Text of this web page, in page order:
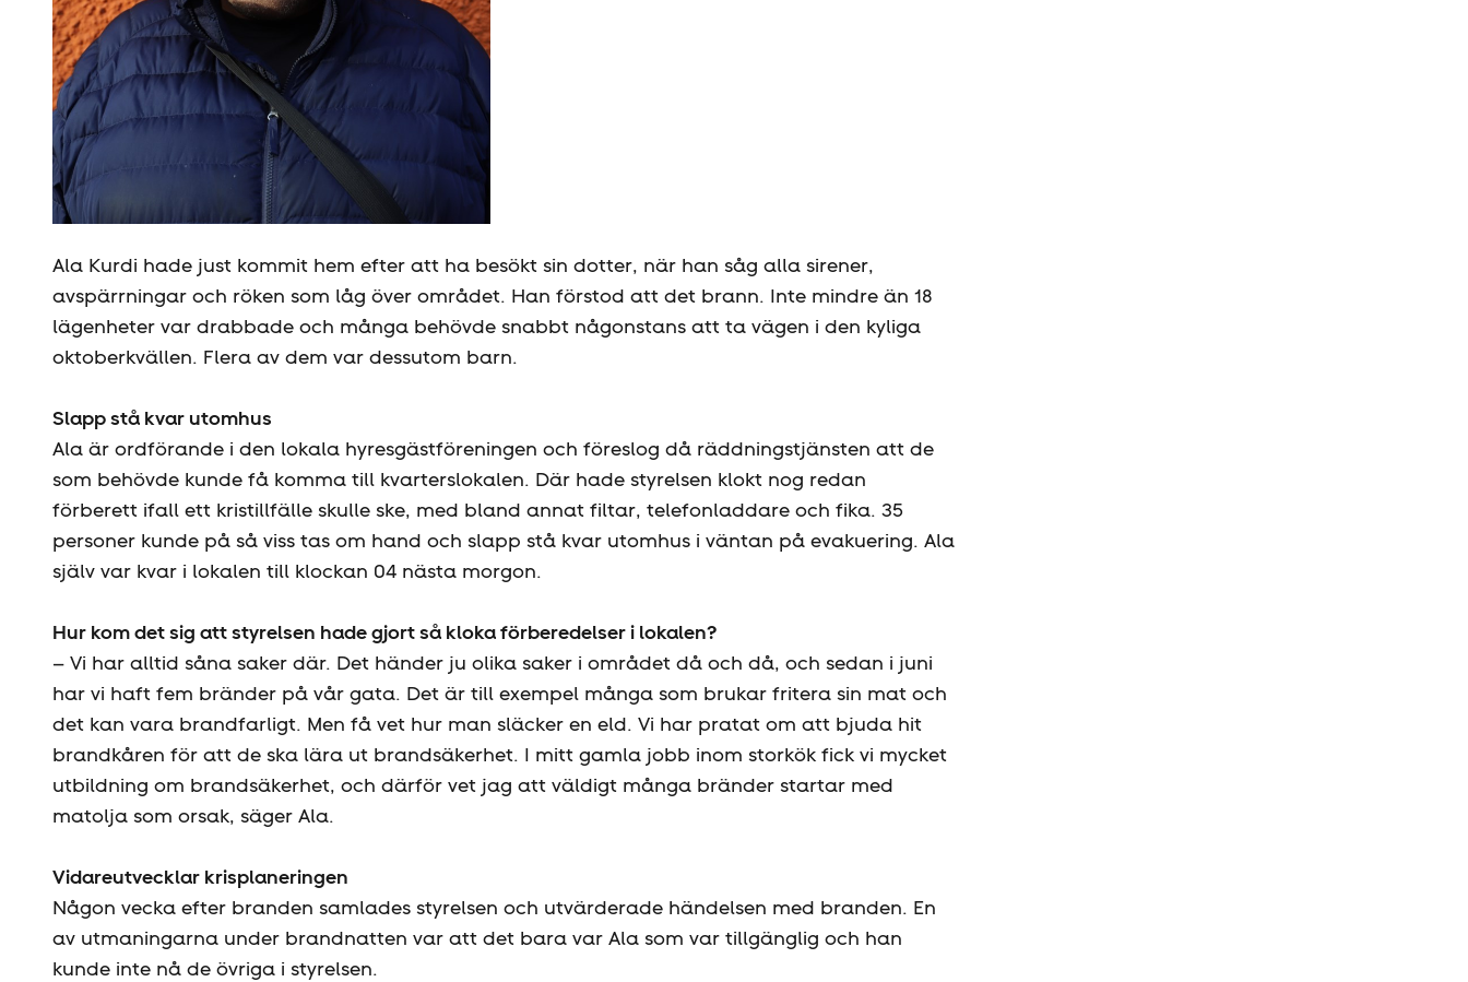
Ala Kurdi hade just kommit hem efter att ha besökt sin dotter, när han såg alla sirener,
avspärrningar och röken som låg över området. Han förstod att det brann. Inte mindre än 18
lägenheter var drabbade och många behövde snabbt någonstans att ta vägen i den kyliga
oktoberkvällen. Flera av dem var dessutom barn.
Slapp stå kvar utomhus
Ala är ordförande i den lokala hyresgäst­föreningen och föreslog då räddningstjänsten att de
som behövde kunde få komma till kvarterslokalen. Där hade styrelsen klokt nog redan
förberett ifall ett kristillfälle skulle ske, med bland annat filtar, telefonladdare och fika. 35
personer kunde på så viss tas om hand och slapp stå kvar utomhus i väntan på evakuering. Ala
själv var kvar i lokalen till klockan 04 nästa morgon.
Hur kom det sig att styrelsen hade gjort så kloka förberedelser i lokalen?
– Vi har alltid såna saker där. Det händer ju olika saker i området då och då, och sedan i juni
har vi haft fem bränder på vår gata. Det är till exempel många som brukar fritera sin mat och
det kan vara brandfarligt. Men få vet hur man släcker en eld. Vi har pratat om att bjuda hit
brandkåren för att de ska lära ut brandsäkerhet. I mitt gamla jobb inom storkök fick vi mycket
utbildning om brandsäkerhet, och därför vet jag att väldigt många bränder startar med
matolja som orsak, säger Ala.
Vidareutvecklar krisplaneringen
Någon vecka efter branden samlades styrelsen och utvärderade händelsen med branden. En
av utmaningarna under brandnatten var att det bara var Ala som var tillgänglig och han
kunde inte nå de övriga i styrelsen.